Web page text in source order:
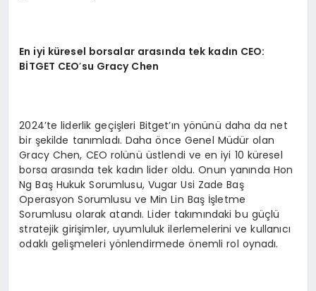
En iyi küresel borsalar arasında tek kadın CEO:
BİTGET CEO’su Gracy Chen
2024’te liderlik geçişleri Bitget’ın yönünü daha da net
bir şekilde tanımladı. Daha önce Genel Müdür olan
Gracy Chen, CEO rolünü üstlendi ve en iyi 10 küresel
borsa arasında tek kadın lider oldu. Onun yanında Hon
Ng Baş Hukuk Sorumlusu, Vugar Usi Zade Baş
Operasyon Sorumlusu ve Min Lin Baş İşletme
Sorumlusu olarak atandı. Lider takımındaki bu güçlü
stratejik girişimler, uyumluluk ilerlemelerini ve kullanıcı
odaklı gelişmeleri yönlendirmede önemli rol oynadı.